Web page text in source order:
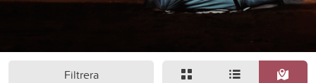
Filtrera